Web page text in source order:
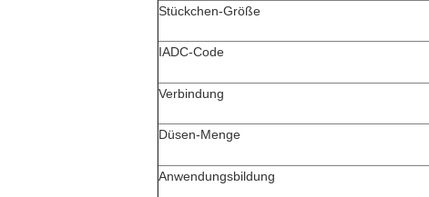
Stückchen-Größe
IADC-Code
Verbindung
Düsen-Menge
Anwendungsbildung